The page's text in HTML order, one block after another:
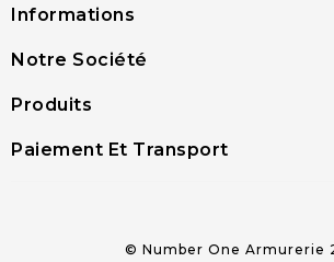
Informations
Notre Société
Produits
Paiement Et Transport
© Number One Armurerie